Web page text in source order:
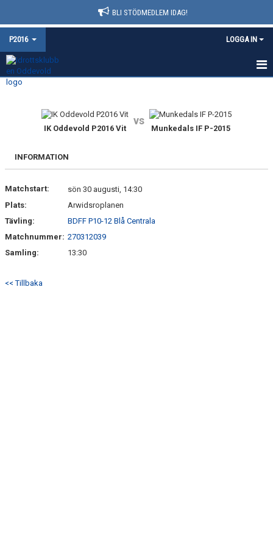
BLI STÖDMEDLEM IDAG!
P2016 LOGGA IN
HEM
MATCHER
TRUPPEN
BILDGALLERI
IK Oddevold P2016 Vit
vs
Munkedals IF P-2015
INFORMATION
Matchstart:
sön 30 augusti, 14:30
Plats:
Arwidsroplanen
Tävling:
BDFF P10-12 Blå Centrala
Matchnummer: 270312039
Samling:
13:30
<< Tillbaka